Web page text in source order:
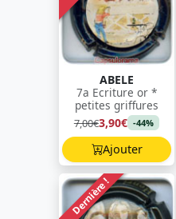
ABELE
7a Ecriture or *
petites griffures
7,00€3,90€ -44%
Ajouter
Dernière !